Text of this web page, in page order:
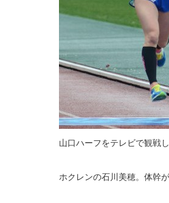
山口ハーフをテレビで観戦
ホクレンの石川美穂。体幹